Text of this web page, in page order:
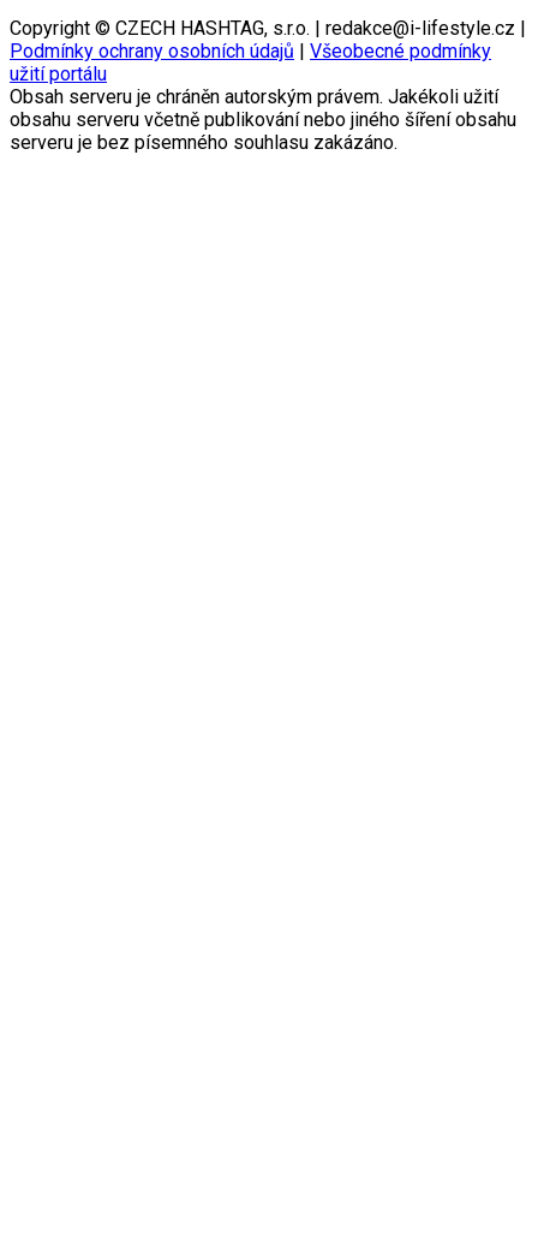
Copyright © CZECH HASHTAG, s.r.o. | redakce@i-lifestyle.cz |
Podmínky ochrany osobních údajů
Všeobecné podmínky
užití portálu
Obsah serveru je chráněn autorským právem. Jakékoli užití
obsahu serveru včetně publikování nebo jiného šíření obsahu
serveru je bez písemného souhlasu zakázáno.